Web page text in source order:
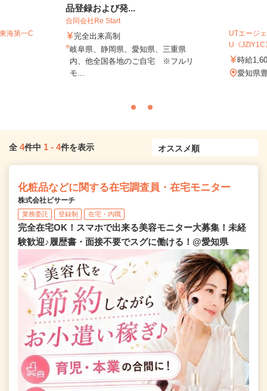
海第一C
品登録および発...
合同会社Re Start
完全出来高制
岐阜県、静岡県、愛知県、三重県
内、他全国各地のご自宅 ※フルリ
モ...
UTエージ
U《JZIY1C
時給
愛知県
全 4件中 1 - 4件を表示
化粧品などに関する在宅調査員・在宅モニター
株式会社ビサーチ
業務委託 登録制 在宅・内職
完全在宅OK！スマホで出来る美容モニター大募集！未経
験歓迎♪履歴書・面接不要でスグに働ける！@愛知県